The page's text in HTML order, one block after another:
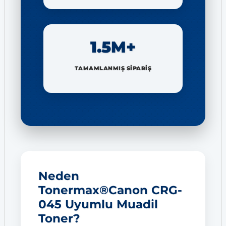
1.5M+
TAMAMLANMIŞ SİPARİŞ
Neden
Tonermax®Canon CRG-
045 Uyumlu Muadil
Toner?